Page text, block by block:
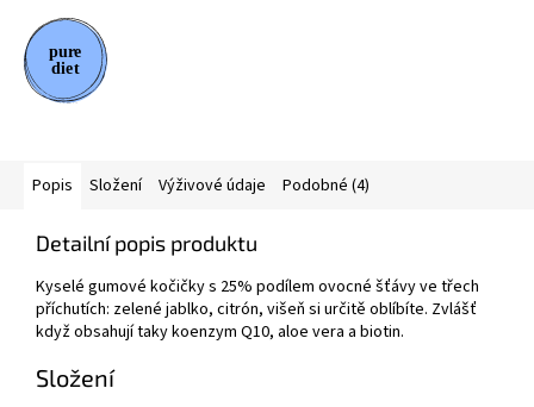
Popis Složení Výživové údaje Podobné (4)
Detailní popis produktu
Kyselé gumové kočičky s 25% podílem ovocné šťávy ve třech
příchutích: zelené jablko, citrón, višeň si určitě oblíbíte. Zvlášť
když obsahují taky koenzym Q10, aloe vera a biotin.
Složení